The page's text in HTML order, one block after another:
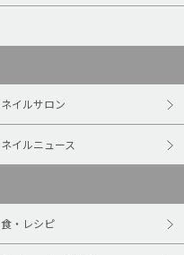
ネイルサロン
ネイルニュース
食・レシピ